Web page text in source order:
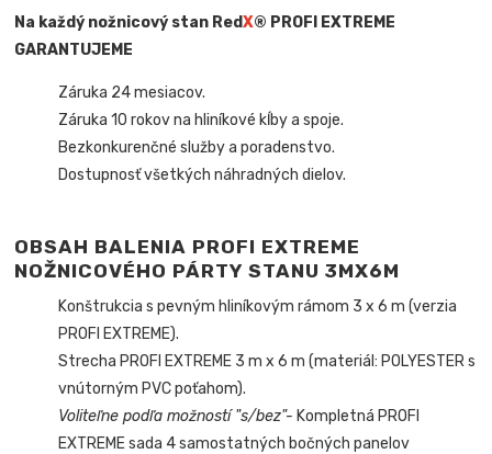
Na každý nožnicový stan RedX® PROFI EXTREME
GARANTUJEME
Záruka 24 mesiacov.
Záruka 10 rokov na hliníkové kĺby a spoje.
Bezkonkurenčné služby a poradenstvo.
Dostupnosť všetkých náhradných dielov.
OBSAH BALENIA PROFI EXTREME
NOŽNICOVÉHO PÁRTY STANU 3MX6M
Konštrukcia s pevným hliníkovým rámom 3 x 6 m (verzia
PROFI EXTREME).
Strecha PROFI EXTREME 3 m x 6 m (materiál: POLYESTER s
vnútorným PVC poťahom).
Voliteľne podľa možností "s/bez"- Kompletná PROFI
EXTREME sada 4 samostatných bočných panelov